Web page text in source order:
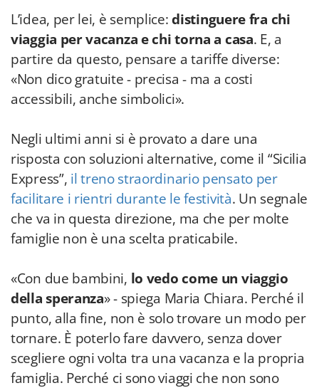
L’idea, per lei, è semplice:distinguere fra chi
viaggia per vacanza e chi torna a casa. E, a
partire da questo, pensare a tariffe diverse:
«Non dico gratuite - precisa - ma a costi
accessibili, anche simbolici».
Negli ultimi anni si è provato a dare una
risposta con soluzioni alternative, come il “Sicilia
Express”, il treno straordinario pensato per
facilitare i rientri durante le festività. Un segnale
che va in questa direzione, ma che per molte
famiglie non è una scelta praticabile.
«Con due bambini, lo vedo come un viaggio
della speranza» - spiega Maria Chiara. Perché il
punto, alla fine, non è solo trovare un modo per
tornare. È poterlo fare davvero, senza dover
scegliere ogni volta tra una vacanza e la propria
famiglia. Perché ci sono viaggi che non sono